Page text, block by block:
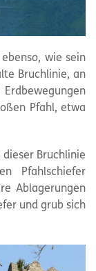
wie sein
Bruchlinie, an
Pfahl, etwa
dieser Bruchlinie
Pfahlschiefer
Ablagerungen
und grub sich